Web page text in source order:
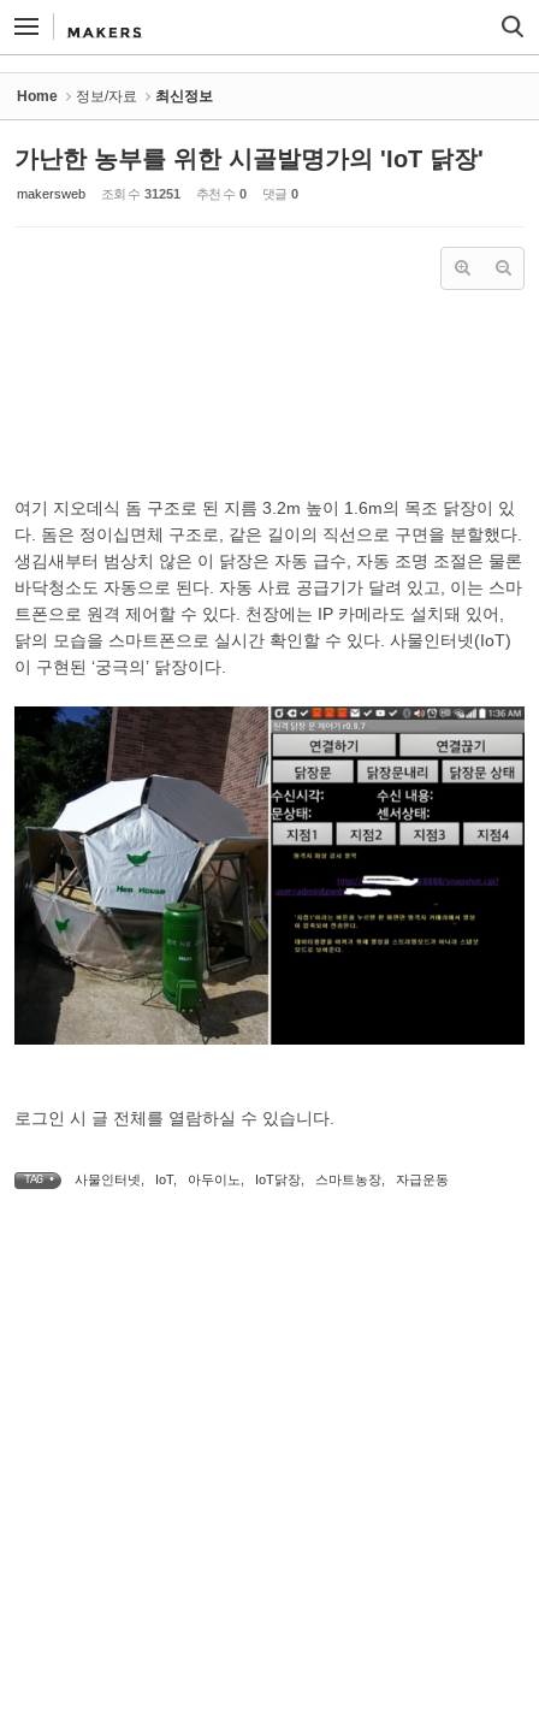
Home 정보/자료 최신정보
가난한 농부를 위한 시골발명가의 'IoT 닭장'
makersweb 조회 수 31251 추천 수 0 댓글 0
여기 지오데식 돔 구조로 된 지름 3.2m 높이 1.6m의 목조 닭장이 있
다. 돔은 정이십면체 구조로, 같은 길이의 직선으로 구면을 분할했다.
생김새부터 범상치 않은 이 닭장은 자동 급수, 자동 조명 조절은 물론
바닥청소도 자동으로 된다. 자동 사료 공급기가 달려 있고, 이는 스마
트폰으로 원격 제어할 수 있다. 천장에는 IP 카메라도 설치돼 있어,
닭의 모습을 스마트폰으로 실시간 확인할 수 있다. 사물인터넷(IoT)
이 구현된 ‘궁극의’ 닭장이다.
로그인 시 글 전체를 열람하실 수 있습니다.
TAG • 사물인터넷 IoT, 아두이노 IoT닭장 스마트농장 자급운동